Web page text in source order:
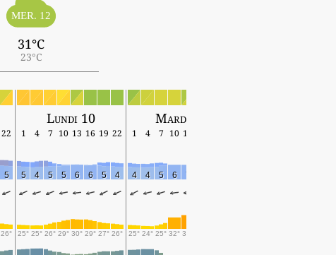
MER. 12
31°C
23°C
Lundi 10 Mardi 11
22 1 4 7 10 13 16 19 22 1 4 7 10 13
5 5 4 5 5 6 6 5 4 4 4 5 6 7
26° 25° 25° 26° 29° 30° 29° 27° 26° 25° 24° 25° 32° 34°